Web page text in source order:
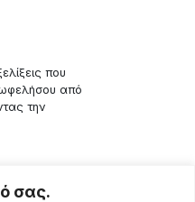
σας.
που
από
την